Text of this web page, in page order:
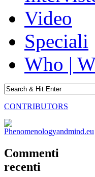
Video
Speciali
Who |
CONTRIBUTORS
Commenti
recenti